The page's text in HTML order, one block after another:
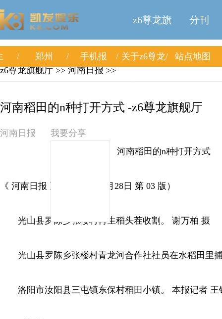
z6尊龙旗
舰厅
分刊
郑州 手机报 关于z6尊龙
站点地图
z6尊龙旗舰厅 >> 河南日报 >>
河南稻田的n种打开方式 -z6尊龙旗舰厅
河南日报
我要分享
河南稻田的n种打开方式
《 河南日报 》（ 2025年08月28日 第 03 版）
光山县罗陈乡张楼村再生稻头茬收割。 谢万柏 摄
光山县罗陈乡张楼村青龙河合作社社员在水稻田里
洛阳市汝阳县三屯镇东保村稻田小镇。 本报记者 王